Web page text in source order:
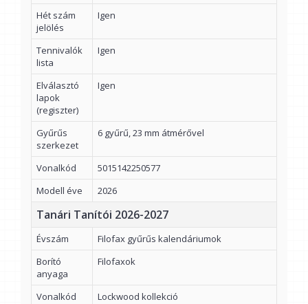
Hét szám
jelölés
Igen
Tennivalók
lista
Igen
Elválasztó
lapok
(regiszter)
Igen
Gyűrűs
szerkezet
6 gyűrű, 23 mm átmérővel
Vonalkód
5015142250577
Modell éve
2026
Tanári Tanítói 2026-2027
Évszám
Filofax gyűrűs kalendáriumok
Borító
anyaga
Filofaxok
Vonalkód Lockwood kollekció